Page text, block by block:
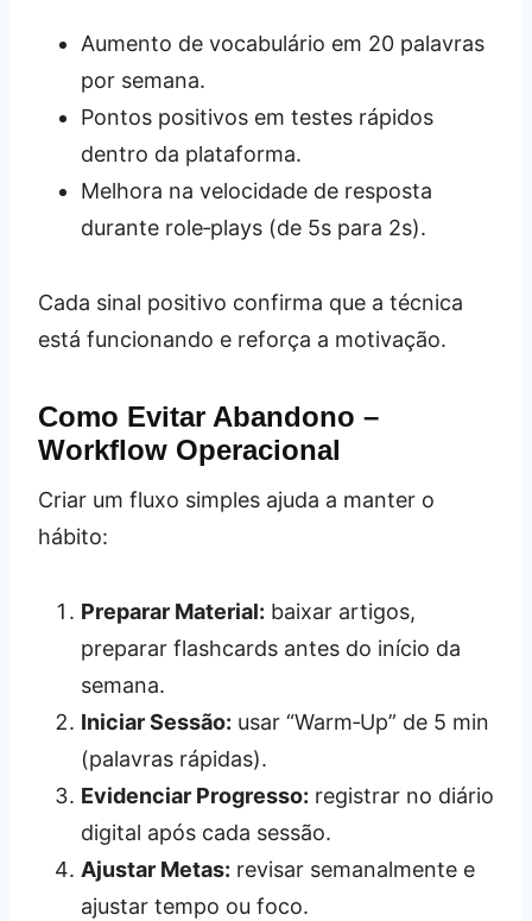
Aumento de vocabulário em 20 palavras
por semana.
Pontos positivos em testes rápidos
dentro da plataforma.
Melhora na velocidade de resposta
durante role‑plays (de 5s para 2s).
Cada sinal positivo confirma que a técnica
está funcionando e reforça a motivação.
Como Evitar Abandono –
Workflow Operacional
Criar um fluxo simples ajuda a manter o
hábito:
Preparar Material: baixar artigos,
preparar flashcards antes do início da
semana.
Iniciar Sessão: usar “Warm‑Up” de 5 min
(palavras rápidas).
Evidenciar Progresso: registrar no diário
digital após cada sessão.
Ajustar Metas: revisar semanalmente e
ajustar tempo ou foco.